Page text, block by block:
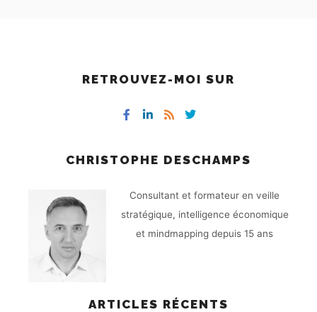
RETROUVEZ-MOI SUR
CHRISTOPHE DESCHAMPS
Consultant et formateur en veille
stratégique, intelligence économique
et mindmapping depuis 15 ans
ARTICLES RÉCENTS